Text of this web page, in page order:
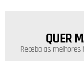
NEWSLETTER
QUER
Receba as